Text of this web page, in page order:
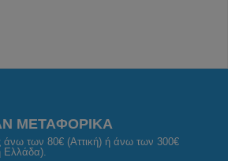
ΜΕΤΑΦΟΡΙΚΑ
άνω των 80€ (Αττική) ή άνω των 300€
Ελλάδα).